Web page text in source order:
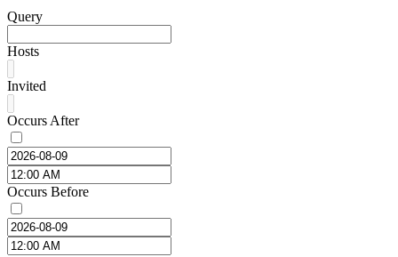
Query
Hosts
Invited
Occurs After
Occurs Before